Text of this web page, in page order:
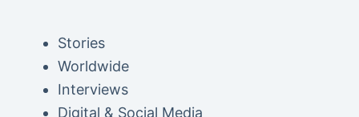
Stories
Worldwide
Interviews
Digital & Social Media